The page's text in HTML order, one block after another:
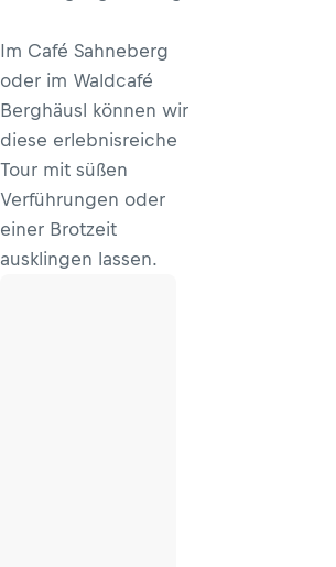
Im Café Sahneberg
oder im Wald­café
Berghäusl können wir
diese erlebnisreiche
Tour mit süßen
Verführungen oder
einer Brotzeit
ausklingen lassen.